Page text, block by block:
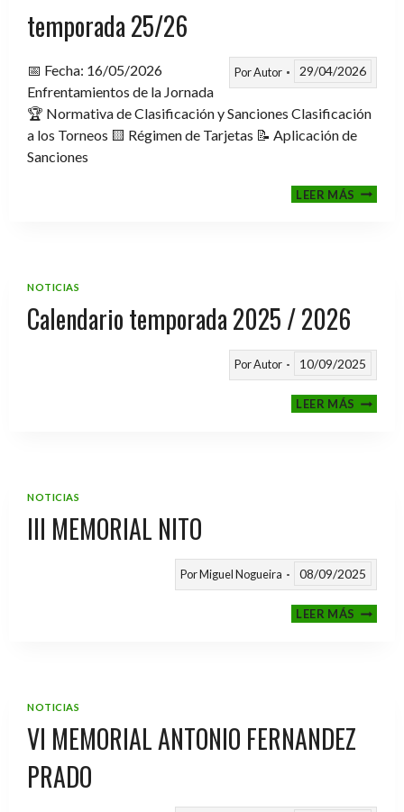
temporada 25/26
PorAutor 29/04/2026
📅 Fecha: 16/05/2026
Enfrentamientos de la Jornada
🏆 Normativa de Clasificación y Sanciones Clasificación
a los Torneos 🟨 Régimen de Tarjetas 📝 Aplicación de
Sanciones
LEER MÁSFASE
NOTICIAS
Calendario temporada 2025 / 2026
PorAutor 10/09/2025
LEER MÁS
NOTICIAS
III MEMORIAL NITO
PorMiguel Nogueira 08/09/2025
LEER MÁSIII
NOTICIAS
VI MEMORIAL ANTONIO FERNANDEZ
PRADO